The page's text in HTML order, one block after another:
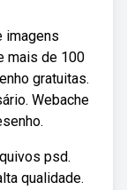
imagens
mais de 100
gratuitas.
Webache
psd.
qualidade.